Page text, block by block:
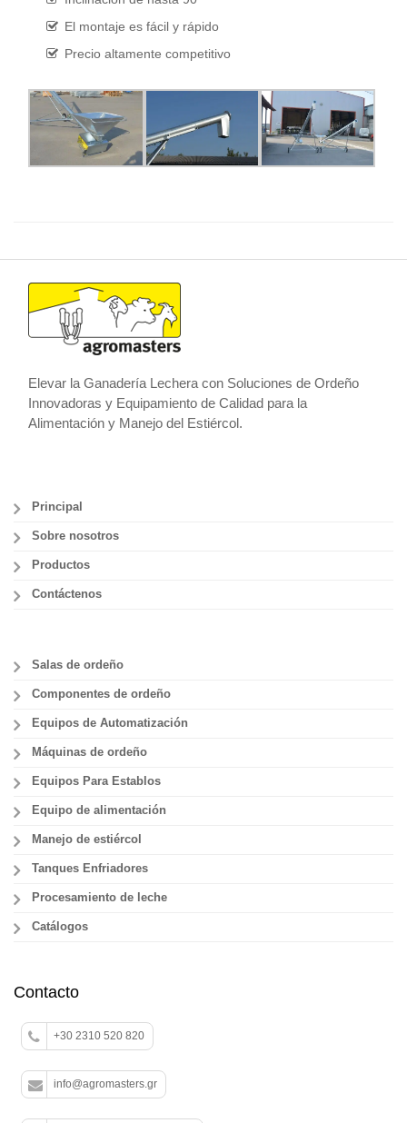
El montaje es fácil y rápido
Precio altamente competitivo
Elevar la Ganadería Lechera con Soluciones de Ordeño
Innovadoras y Equipamiento de Calidad para la
Alimentación y Manejo del Estiércol.
Principal
Sobre nosotros
Productos
Contáctenos
Salas de ordeño
Componentes de ordeño
Equipos de Automatización
Máquinas de ordeño
Equipos Para Establos
Equipo de alimentación
Manejo de estiércol
Tanques Enfriadores
Procesamiento de leche
Catálogos
Contacto
+30 2310 520 820
info@agromasters.gr